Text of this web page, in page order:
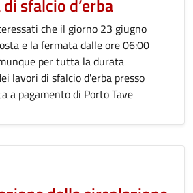
sfalcio d’erba
che il giorno 23 giugno
e la fermata dalle ore 06:00
per tutta la durata
lavori di sfalcio d'erba presso
a pagamento di Porto Tave